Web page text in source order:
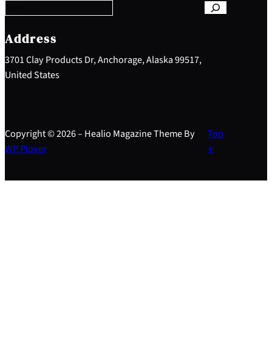
c
h
Address
3701 Clay Products Dr, Anchorage, Alaska 99517,
United States
Copyright © 2026 – Healio Magazine Theme By
WP Plover
Top
↑